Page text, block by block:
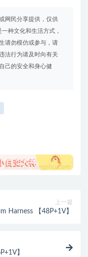
网民分享提供，仅供
种文化和生活方式，
请勿模仿或参与，请
法行为请及时向有关
己的安全和身心健
上一篇
Harness 【48P+1V】
】